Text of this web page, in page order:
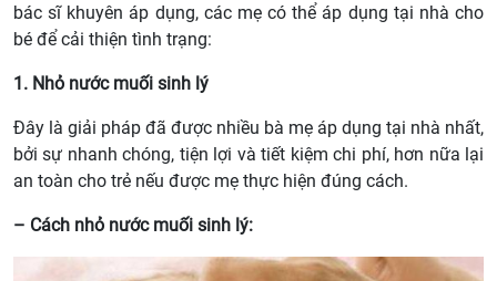
bác sĩ khuyên áp dụng, các mẹ có thể áp dụng tại nhà cho
bé để cải thiện tình trạng:
1. Nhỏ nước muối sinh lý
Đây là giải pháp đã được nhiều bà mẹ áp dụng tại nhà nhất,
bởi sự nhanh chóng, tiện lợi và tiết kiệm chi phí, hơn nữa lại
an toàn cho trẻ nếu được mẹ thực hiện đúng cách.
– Cách nhỏ nước muối sinh lý: